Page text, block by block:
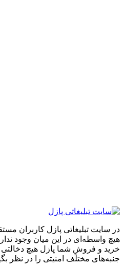
تبلیغاتی پازل کاربران
در این میان وجود ندارد،
و فروشِ شما پازل هیچ دخالتی
مختلف امنیتی را در نظر بگیرند.